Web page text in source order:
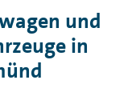
und
in